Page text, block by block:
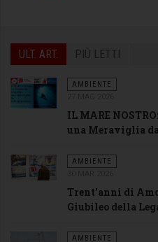
ULT. ART. PIÙ LETTI
AMBIENTE
IL MARE
una Meraviglia
AMBIENTE
Trent’anni di
Giubileo della
AMBIENTE